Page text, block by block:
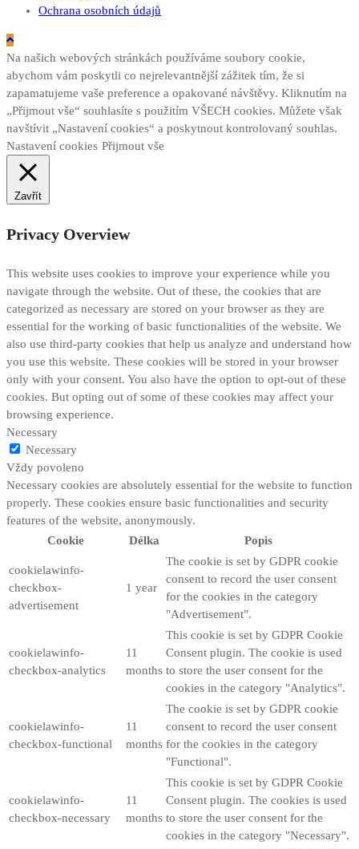
Ochrana osobních údajů
Na našich webových stránkách používáme soubory cookie,
abychom vám poskytli co nejrelevantnější zážitek tím, že si
zapamatujeme vaše preference a opakované návštěvy. Kliknutím na
„Přijmout vše“ souhlasíte s použitím VŠECH cookies. Můžete však
navštívit „Nastavení cookies“ a poskytnout kontrolovaný souhlas.
Nastavení cookies Přijmout vše
Zavřít
Privacy Overview
This website uses cookies to improve your experience while you
navigate through the website. Out of these, the cookies that are
categorized as necessary are stored on your browser as they are
essential for the working of basic functionalities of the website. We
also use third-party cookies that help us analyze and understand how
you use this website. These cookies will be stored in your browser
only with your consent. You also have the option to opt-out of these
cookies. But opting out of some of these cookies may affect your
browsing experience.
Necessary
Necessary
Vždy povoleno
Necessary cookies are absolutely essential for the website to function
properly. These cookies ensure basic functionalities and security
features of the website, anonymously.
Cookie
Délka Popis
cookielawinfo-
checkbox-
advertisement
1 year
The cookie is set by GDPR cookie
consent to record the user consent
for the cookies in the category
"Advertisement".
cookielawinfo-
checkbox-analytics
11
months
This cookie is set by GDPR Cookie
Consent plugin. The cookie is used
to store the user consent for the
cookies in the category "Analytics".
cookielawinfo-
checkbox-functional
11
months
The cookie is set by GDPR cookie
consent to record the user consent
for the cookies in the category
"Functional".
cookielawinfo-
checkbox-necessary
11
months
This cookie is set by GDPR Cookie
Consent plugin. The cookies is used
to store the user consent for the
cookies in the category "Necessary".